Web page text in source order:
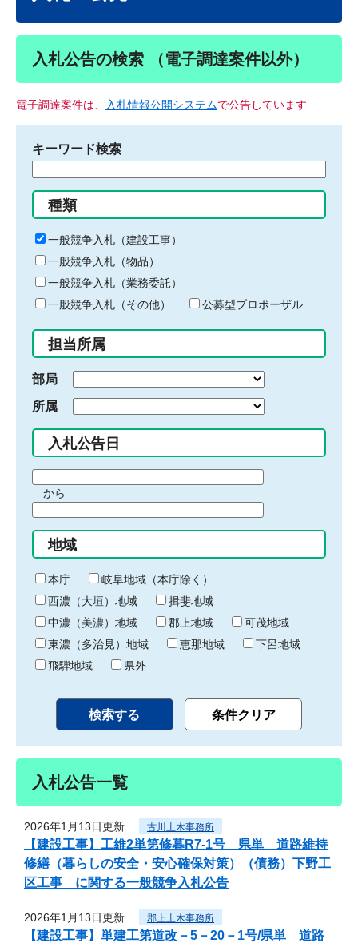
入札公告の検索 （電子調達案件以外）
電子調達案件は、 入札情報公開システムで公告しています
キーワード検索
る
キ
ー
ワ
ー
ド
入
力
種類
一般競争入札（建設工事）
一般競争入札（物品）
一般競争入札（業務委託）
一般競争入札（その他）
公募型プロポーザル
担当所属
部局
所属
入札公告日
間
始
り
から
間
終
わ
り
地域
本庁
岐阜地域（本庁除く）
西濃（大垣）地域
揖斐地域
中濃（美濃）地域
郡上地域
可茂地域
東濃（多治見）地域
恵那地域
下呂地域
飛騨地域
県外
入札公告一覧
2026年1月13日更新 古川土木事務所
【建設工事】工維2単第修暮R7-1号 県単 道路維持
修繕（暮らしの安全・安心確保対策）（債務）下野工
区工事 に関する一般競争入札公告
2026年1月13日更新 郡上土木事務所
【建設工事】単建工第道改－5－20－1号/県単 道路